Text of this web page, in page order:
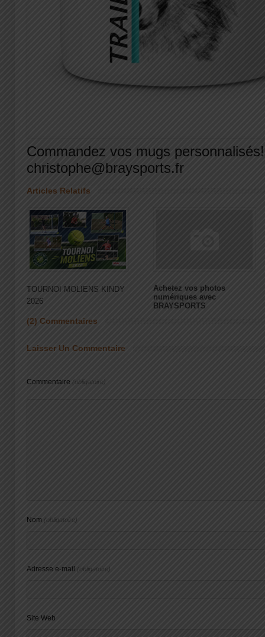
Commandez vos mugs personnalisés!
christophe@braysports.fr
Articles Relatifs
TOURNOI MOLIENS KINDY
2026
Achetez vos photos
numériques avec
BRAYSPORTS
(2) Commentaires
Laisser Un Commentaire
Commentaire (obligatoire)
Nom (obligatoire)
Adresse e-mail (obligatoire)
Site Web